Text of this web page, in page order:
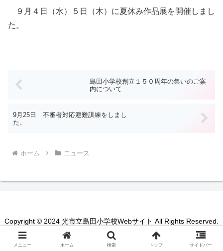
９月４日（水）５日（木）に夏休み作品展を開催しまし
た。
島田小学校創立１５０周年の集いのご案
内について
9月25日 不審者対応避難訓練をしまし
た。
ホーム ニュース
Copyright © 2024 光市立島田小学校Webサイト All Rights Reserved.
メニュー ホーム 検索 トップ サイドバー